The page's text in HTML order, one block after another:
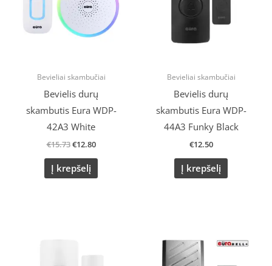
Bevieliai skambučiai
Bevielis durų
skambutis Eura WDP-
42A3 White
€15.73€12.80
Į krepšelį
Bevieliai skambučiai
Bevielis durų
skambutis Eura WDP-
44A3 Funky Black
€12.50
Į krepšelį